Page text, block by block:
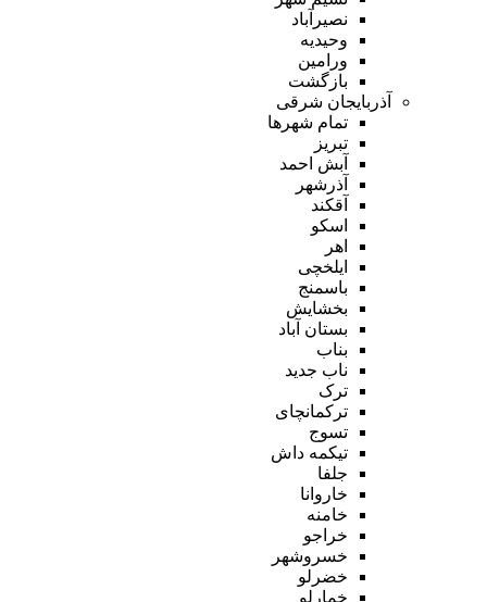
نصیرآباد
وحیدیه
ورامین
بازگشت
آذربایجان شرقی
تمام شهر‌ها
تبریز
آبش احمد
آذرشهر
آقکند
اسکو
اهر
ایلخچی
باسمنج
بخشایش
بستان آباد
بناب
ناب جدید
ترک
ترکمانچای
تسوج
تیکمه داش
جلفا
خاروانا
خامنه
خراجو
خسروشهر
خضرلو
خمارلو